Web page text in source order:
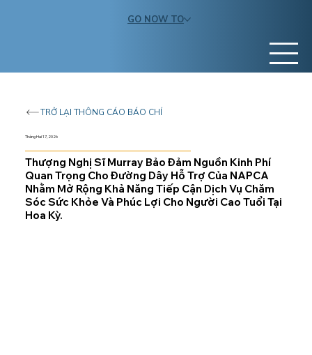
GO NOW TO
TRỞ LẠI THÔNG CÁO BÁO CHÍ
Tháng Hai 17, 2026
Thượng Nghị Sĩ Murray Bảo Đảm Nguồn Kinh Phí
Quan Trọng Cho Đường Dây Hỗ Trợ Của NAPCA
Nhằm Mở Rộng Khả Năng Tiếp Cận Dịch Vụ Chăm
Sóc Sức Khỏe Và Phúc Lợi Cho Người Cao Tuổi Tại
Hoa Kỳ.